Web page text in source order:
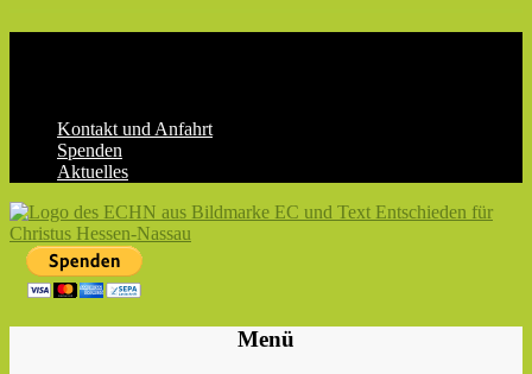
Kontakt und Anfahrt
Spenden
Aktuelles
ECHN
EC-
Menü